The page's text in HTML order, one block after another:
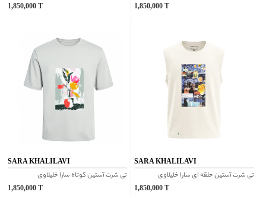
1,850,000T 1,850,000 T
SARA KHALILAVI
تی شرت آستین کوتاه سارا خلیلاوی
1,850,000T
SARA KHALILAVI
تی شرت آستین حلقه ای سارا خلیلاوی
1,850,000 T